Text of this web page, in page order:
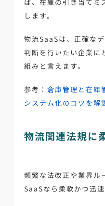
します。
物流SaaSは、正確な
判断を行いたい企業に
組みと言えます。
参考： 倉庫管理と在庫
システム化のコツを解
物流関連法規に
頻繁な法改正や業界ル
SaaSなら柔軟かつ迅速